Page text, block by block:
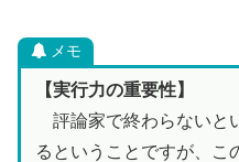
メモ
【実行力の重要性】
評論家で終わらないと
るということですが、こ